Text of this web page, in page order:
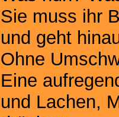
Sie muss ihr
und geht
Ohne
Eine
und Lachen,